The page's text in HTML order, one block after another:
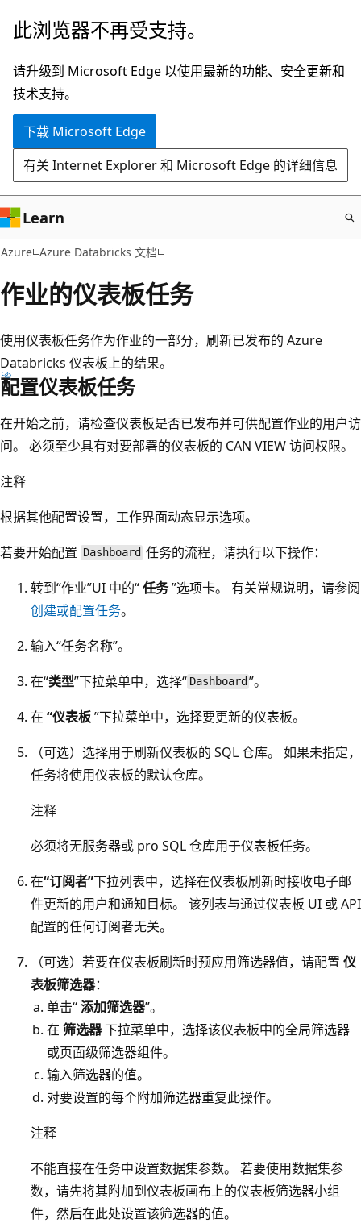
跳
主
要
内
此浏览器不再受支持。
请升级到 Microsoft Edge 以使用最新的功能、安全更新和
技术支持。
下载 Microsoft Edge
有关 Internet Explorer 和 Microsoft Edge 的详细信息
Learn
Azure Azure Databricks 文档
作业的仪表板任务
使用仪表板任务作为作业的一部分，刷新已发布的 Azure
Databricks 仪表板上的结果。
配置仪表板任务
在开始之前，请检查仪表板是否已发布并可供配置作业的用户访
问。 必须至少具有对要部署的仪表板的 CAN VIEW 访问权限。
注释
根据其他配置设置，工作界面动态显示选项。
若要开始配置 Dashboard 任务的流程，请执行以下操作：
转到“作业”UI 中的“任务”选项卡。 有关常规说明，请参阅
创建或配置任务。
输入“任务名称”。
在“类型”下拉菜单中，选择“ Dashboard ”。
在 “仪表板”下拉菜单中，选择要更新的仪表板。
（可选）选择用于刷新仪表板的 SQL 仓库。 如果未指定，
任务将使用仪表板的默认仓库。
注释
必须将无服务器或 pro SQL 仓库用于仪表板任务。
在“订阅者”下拉列表中，选择在仪表板刷新时接收电子邮
件更新的用户和通知目标。 该列表与通过仪表板 UI 或 API
配置的任何订阅者无关。
（可选）若要在仪表板刷新时预应用筛选器值，请配置 仪
表板筛选器：
单击“添加筛选器”。
在 筛选器下拉菜单中，选择该仪表板中的全局筛选器
或页面级筛选器组件。
输入筛选器的值。
对要设置的每个附加筛选器重复此操作。
注释
不能直接在任务中设置数据集参数。 若要使用数据集参
数，请先将其附加到仪表板画布上的仪表板筛选器小组
件，然后在此处设置该筛选器的值。